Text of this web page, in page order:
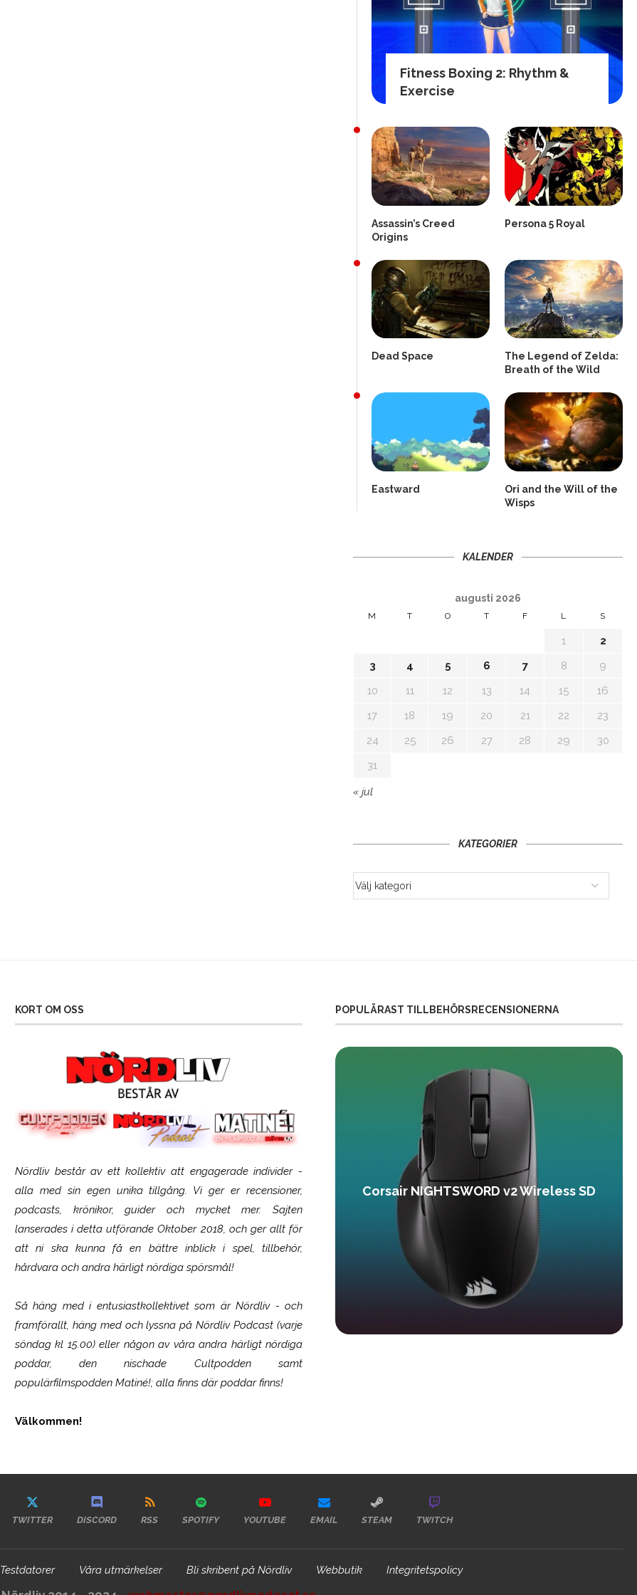
Fitness Boxing 2: Rhythm &
Exercise
Assassin’s Creed
Origins
Persona 5 Royal
Dead Space
The Legend of Zelda:
Breath of the Wild
Eastward
Ori and the Will of the
Wisps
KALENDER
augusti 2026
M T O T F L S
1
2
3
4 5 6 7 8
9
10
11 12 13 14 15
16
17
18 19 20 21 22
23
24
25 26 27 28 29
30
31
« jul
KATEGORIER
KORT OM OSS
Nördliv består av ett kollektiv att engagerade individer -
alla med sin egen unika tillgång. Vi ger er recensioner,
podcasts, krönikor, guider och mycket mer. Sajten
lanserades i detta utförande Oktober 2018, och ger allt för
att ni ska kunna få en bättre inblick i spel, tillbehör,
hårdvara och andra härligt nördiga spörsmål!
Så häng med i entusiastkollektivet som ärNördliv- och
framförallt, häng med och lyssna på Nördliv Podcast (varje
söndag kl 15.00) eller någon av våra andra härligt nördiga
poddar, den nischade Cultpodden samt
populärfilmspodden Matiné!; alla finns där poddar finns!
Välkommen!
POPULÄRAST TILLBEHÖRSRECENSIONERNA
SCUF Gaming Omega Corsair NIGHTSWORD v2 Wireless SD
TWITTER DISCORD RSS SPOTIFY YOUTUBE EMAIL STEAM TWITCH
Testdatorer Våra utmärkelser Bli skribent på Nördliv Webbutik Integritetspolicy